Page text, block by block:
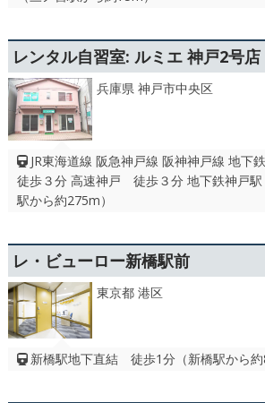
レンタル自習室: ルミエ 神戸2号店
兵庫県 神戸市中央区
JR東海道線 阪急神戸線 阪神神戸線 地下
徒歩３分 高速神戸 徒歩３分 地下鉄神戸
駅から約275m）
レ・ビューロー新橋駅前
東京都 港区
新橋駅地下直結 徒歩1分（新橋駅から約